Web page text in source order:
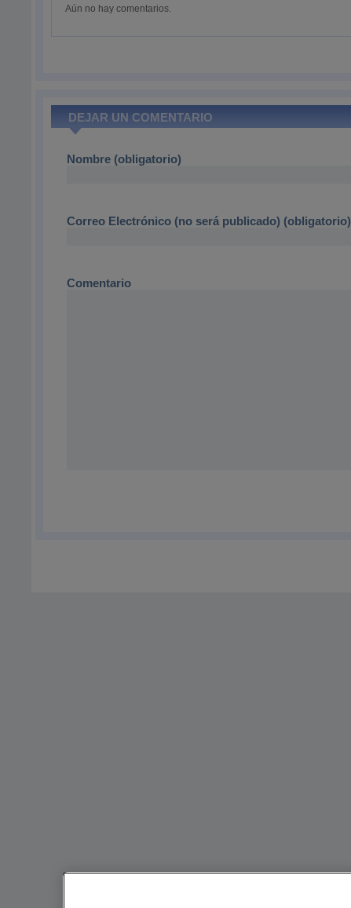
Aún no hay comentarios.
DEJAR UN COMENTARIO
Nombre (obligatorio)
Correo Electrónico (no será publicado) (obligatorio)
Comentario